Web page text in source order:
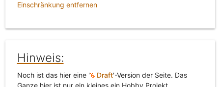
Einschränkung entfernen
Hinweis:
Noch ist das hier eine ' Draft'-Version der Seite. Das